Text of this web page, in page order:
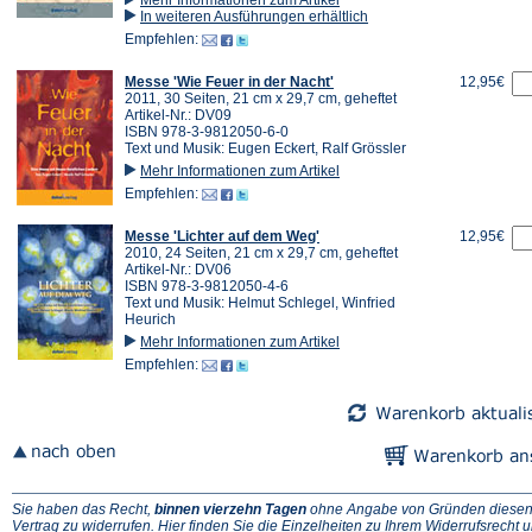
In weiteren Ausführungen erhältlich
Empfehlen:
Messe 'Wie Feuer in der Nacht'
2011, 30 Seiten, 21 cm x 29,7 cm, geheftet
Artikel-Nr.: DV09
ISBN 978-3-9812050-6-0
Text und Musik: Eugen Eckert, Ralf Grössler
Mehr Informationen zum Artikel
Empfehlen:
12,95€
Messe 'Lichter auf dem Weg'
2010, 24 Seiten, 21 cm x 29,7 cm, geheftet
Artikel-Nr.: DV06
ISBN 978-3-9812050-4-6
Text und Musik: Helmut Schlegel, Winfried
Heurich
Mehr Informationen zum Artikel
Empfehlen:
12,95€
Sie haben das Recht, binnen vierzehn Tagen ohne Angabe von Gründen diesen
Vertrag zu widerrufen. Hier finden Sie die Einzelheiten zu Ihrem Widerrufsrecht